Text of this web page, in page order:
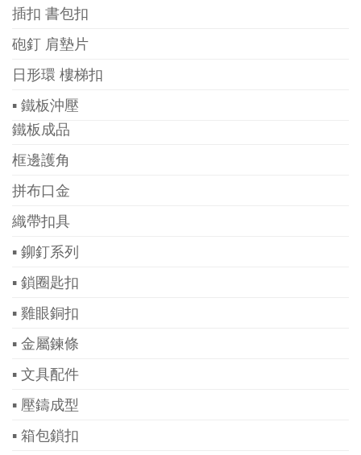
插扣 書包扣
砲釘 肩墊片
日形環 樓梯扣
▪ 鐵板沖壓
鐵板成品
框邊護角
拼布口金
織帶扣具
▪ 鉚釘系列
▪ 鎖圈匙扣
▪ 雞眼銅扣
▪ 金屬鍊條
▪ 文具配件
▪ 壓鑄成型
▪ 箱包鎖扣